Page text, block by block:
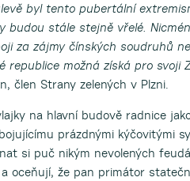
byl tento pubertální
budou stále stejně vřelé.
za zájmy čínských soudruhů
republice možná získá pro svoji
člen Strany zelených v Plzni.
na hlavní budově radnice
prázdnými kýčovitými
si puč nikým nevolených
oceňují, že pan primátor